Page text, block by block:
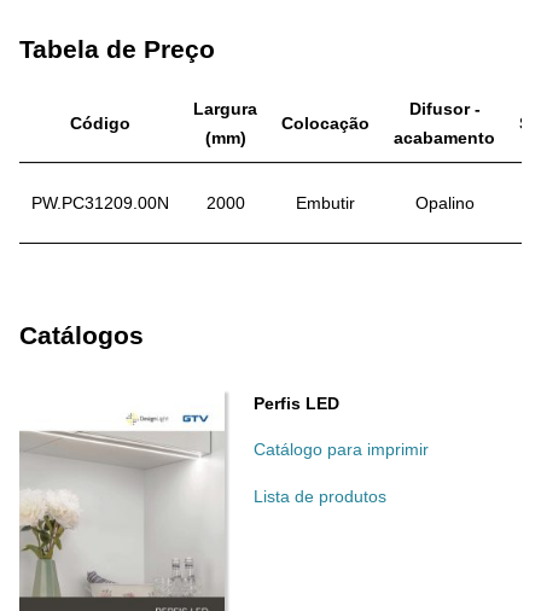
Tabela de Preço
Código
Largura
(mm)
Colocação
Difusor -
acabamento
PW.PC31209.00N 2000 Embutir Opalino
Catálogos
Perfis LED
Catálogo para imprimir
Lista de produtos